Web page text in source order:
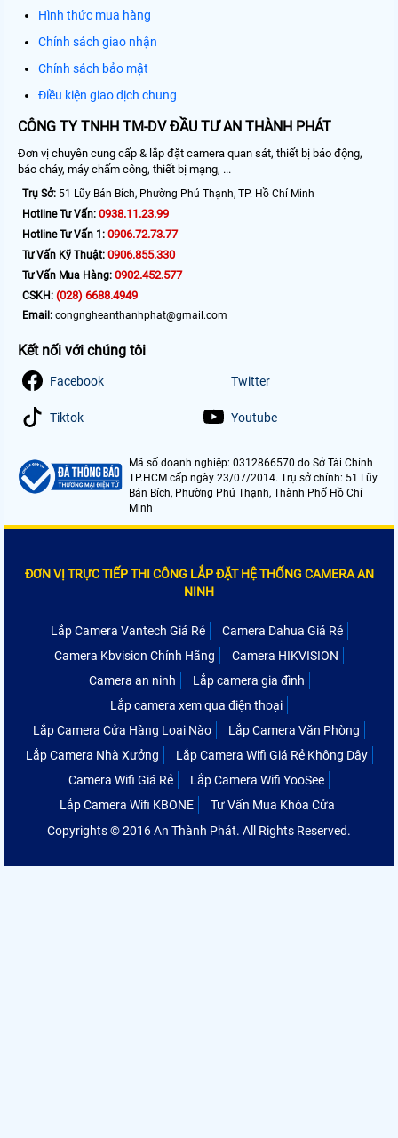
Hình thức mua hàng
Chính sách giao nhận
Chính sách bảo mật
Điều kiện giao dịch chung
CÔNG TY TNHH TM-DV ĐẦU TƯ AN THÀNH PHÁT
Đơn vị chuyên cung cấp & lắp đặt camera quan sát, thiết bị báo động,
báo cháy, máy chấm công, thiết bị mạng, ...
Trụ Sở: 51 Lũy Bán Bích, Phường Phú Thạnh, TP. Hồ Chí Minh
Hotline Tư Vấn: 0938.11.23.99
Hotline Tư Vấn 1: 0906.72.73.77
Tư Vấn Kỹ Thuật: 0906.855.330
Tư Vấn Mua Hàng: 0902.452.577
CSKH: (028) 6688.4949
Email: congngheanthanhphat@gmail.com
Kết nối với chúng tôi
Facebook Twitter
Tiktok Youtube
Mã số doanh nghiệp: 0312866570 do Sở Tài Chính
TP.HCM cấp ngày 23/07/2014. Trụ sở chính: 51 Lũy
Bán Bích, Phường Phú Thạnh, Thành Phố Hồ Chí
Minh
ĐƠN VỊ TRỰC TIẾP THI CÔNG LẮP ĐẶT HỆ THỐNG CAMERA AN
NINH
Lắp Camera Vantech Giá Rẻ
Camera Dahua Giá Rẻ
Camera Kbvision Chính Hãng
Camera HIKVISION
Camera an ninh
Lắp camera gia đình
Lắp camera xem qua điện thoại
Lắp Camera Cửa Hàng Loại Nào
Lắp Camera Văn Phòng
Lắp Camera Nhà Xưởng
Lắp Camera Wifi Giá Rẻ Không Dây
Camera Wifi Giá Rẻ
Lắp Camera Wifi YooSee
Lắp Camera Wifi KBONE
Tư Vấn Mua Khóa Cửa
Copyrights © 2016 An Thành Phát. All Rights Reserved.